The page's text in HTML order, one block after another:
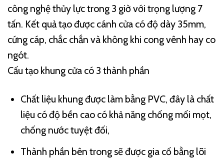
công nghệ thủy lực trong 3 giờ với trọng lượng 7
tấn. Kết quả tạo được cánh cửa có độ dày 35mm,
cứng cáp, chắc chắn và không khi cong vênh hay co
ngót.
Cấu tạo khung cửa có 3 thành phần
Chất liệu khung được làm bằng PVC, đây là chất
liệu có độ bền cao có khả năng chống mối mọt,
chống nước tuyệt đối,
Thành phần bên trong sẽ được gia cố bằng lõi